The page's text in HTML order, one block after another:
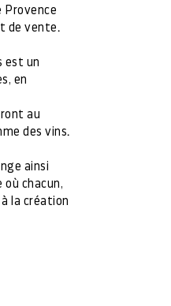
Provence
de vente.
est un
en
au
des vins.
ainsi
où chacun,
la création